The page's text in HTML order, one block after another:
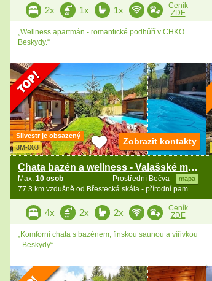
2x 1x 1x
Ceník
ZDE
„Wellness apartmán - romantické podhůří v CHKO
Beskydy.“
Silvestr je obsazený
3M-003
Chata bazén a wellness - Valašské muzeum v přírodě
Prostřední Bečva mapa
Max. 10 osob
77.3 km vzdušně od Břestecká skála - přírodní památka
Zobrazit kontakty
4x 2x 2x
Ceník
ZDE
„Komforní chata s bazénem, finskou saunou a vířivkou
- Beskydy“